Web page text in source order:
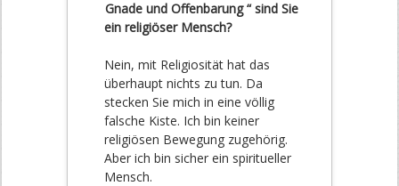
Gnade und Offenbarung “ sind Sie
ein religiöser Mensch?
Nein, mit Religiosität hat das
überhaupt nichts zu tun. Da
stecken Sie mich in eine völlig
falsche Kiste. Ich bin keiner
religiösen Bewegung zugehörig.
Aber ich bin sicher ein spiritueller
Mensch.